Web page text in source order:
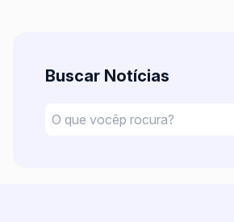
Buscar Notícias